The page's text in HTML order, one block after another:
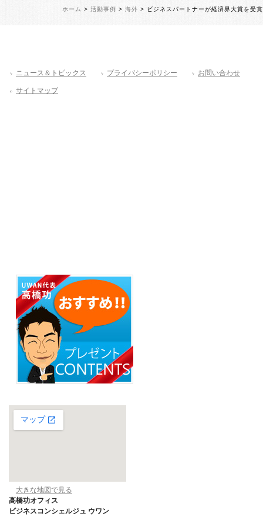
ホーム > 活動事例 > 海外 > ビジネスパートナーが経済界大賞を受賞
ニュース＆トピックス プライバシーポリシー お問い合わせ
サイトマップ
大きな地図で見る
高橋功オフィス
ビジネスコンシェルジュ ウワン